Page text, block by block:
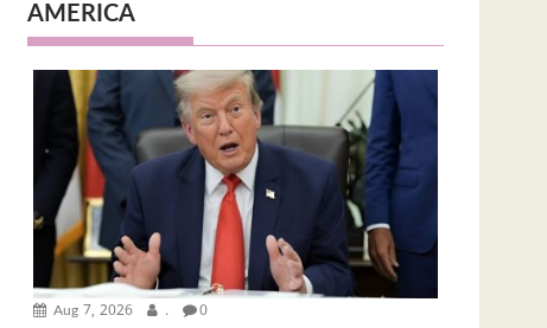
AMERICA
Aug 7, 2026 . 0